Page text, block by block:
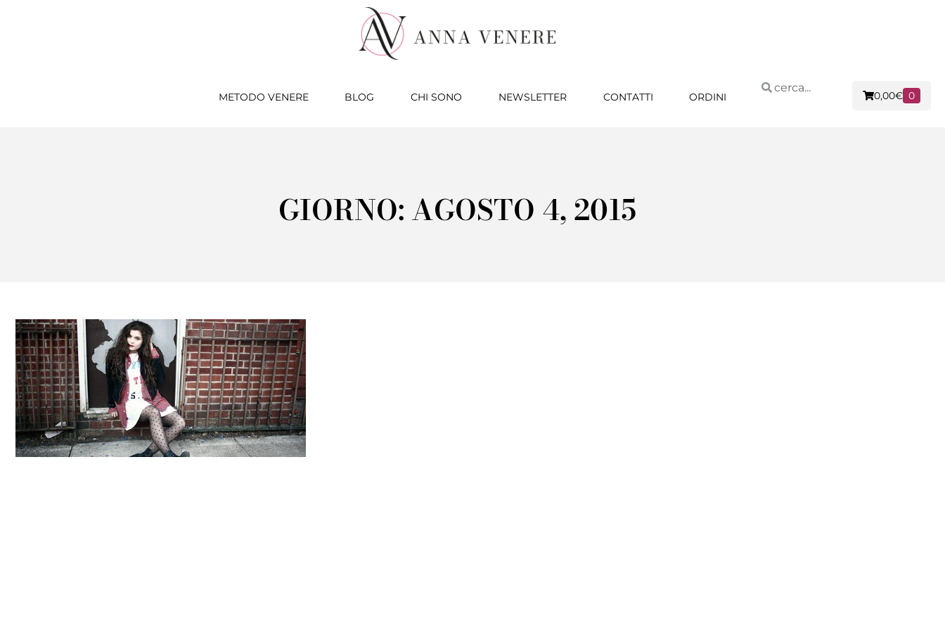
METODO VENERE BLOG CHI SONO NEWSLETTER CONTATTI ORDINI 0,00€ 0
GIORNO: AGOSTO 4, 2015